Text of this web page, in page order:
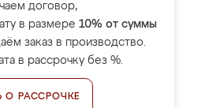
договор,
в размере 10% от суммы
заказ в производство.
в рассрочку без %.
О РАССРОЧКЕ